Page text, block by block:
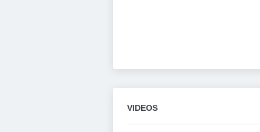
VIDEOS